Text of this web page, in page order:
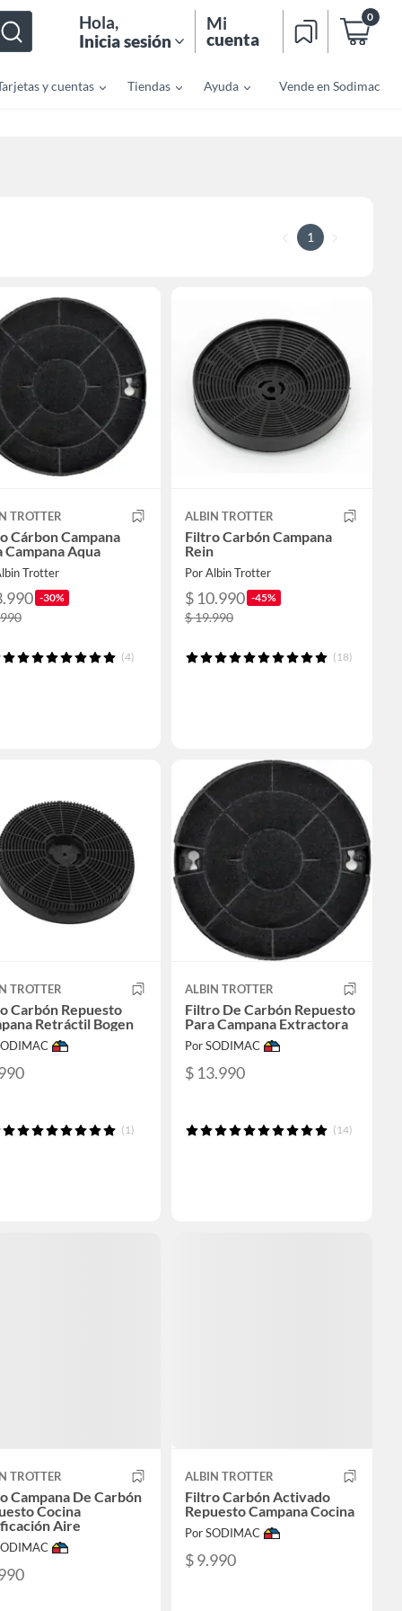
Hola,
Inicia sesión
Mi
cuenta
0
y cuentas Tiendas Ayuda Vende en Sodimac
1
TROTTER
Cárbon Campana
Campana Aqua
Trotter
-30%
(4)
ALBIN TROTTER
Filtro Carbón Campana
Rein
Por Albin Trotter
$ 10.990 -45%
$ 19.990
(18)
TROTTER
Carbón Repuesto
Retráctil Bogen
(1)
ALBIN TROTTER
Filtro De Carbón Repuesto
Para Campana Extractora
Por SODIMAC
$ 13.990
(14)
TROTTER
Campana De Carbón
Cocina
Aire
ALBIN TROTTER
Filtro Carbón Activado
Repuesto Campana Cocina
Por SODIMAC
$ 9.990